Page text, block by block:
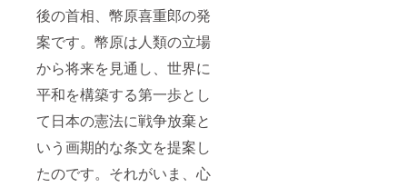
後の首相、幣原喜重郎の発
案です。幣原は人類の立場
から将来を見通し、世界に
平和を構築する第一歩とし
て日本の憲法に戦争放棄と
いう画期的な条文を提案し
たのです。それがいま、心